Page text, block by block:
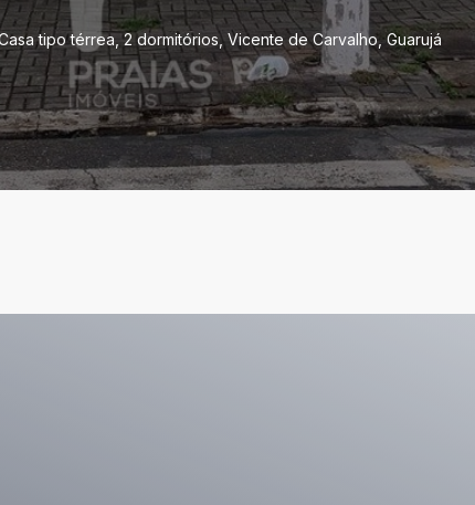
tipo térrea, 2 dormitórios, Vicente de Carvalho, Guarujá